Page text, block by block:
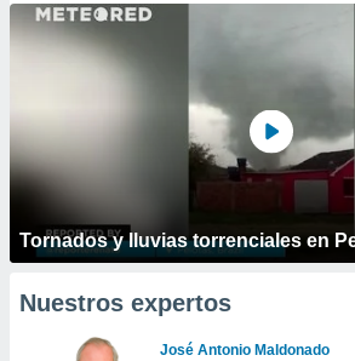
Tornados y lluvias torrenciales en
Nuestros expertos
José Antonio Maldonado